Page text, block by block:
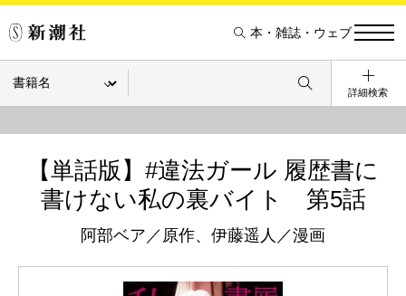
本・雑誌・ウェブ
詳細検索
【単話版】#違法ガール 履歴書に
書けない私の裏バイト 第5話
阿部ベア／原作、伊藤遥人／漫画